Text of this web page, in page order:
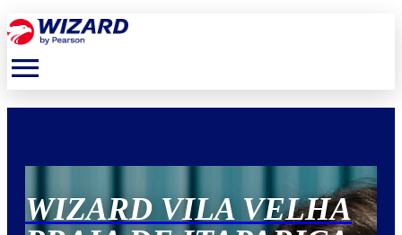
menu
WIZARD VILA VELHA